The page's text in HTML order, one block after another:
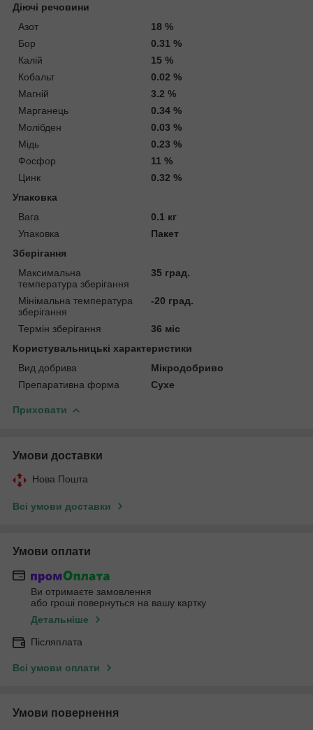
Діючі речовини
Азот
18 %
Бор
0.31 %
Калій
15 %
Кобальт
0.02 %
Магній
3.2 %
Марганець
0.34 %
Молібден
0.03 %
Мідь
0.23 %
Фосфор
11 %
Цинк
0.32 %
Упаковка
Вага
0.1 кг
Упаковка
Пакет
Зберігання
Максимальна
температура зберігання
35 град.
Мінімальна температура
зберігання
-20 град.
Термін зберігання
36 міс
Користувальницькі характеристики
Вид добрива
Мікродобриво
Препаративна форма
Сухе
Приховати
Умови доставки
Нова Пошта
Всі умови доставки
Умови оплати
Ви отримаєте замовлення
або гроші повернуться на вашу картку
Детальніше
Післяплата
Всі умови оплати
Умови повернення